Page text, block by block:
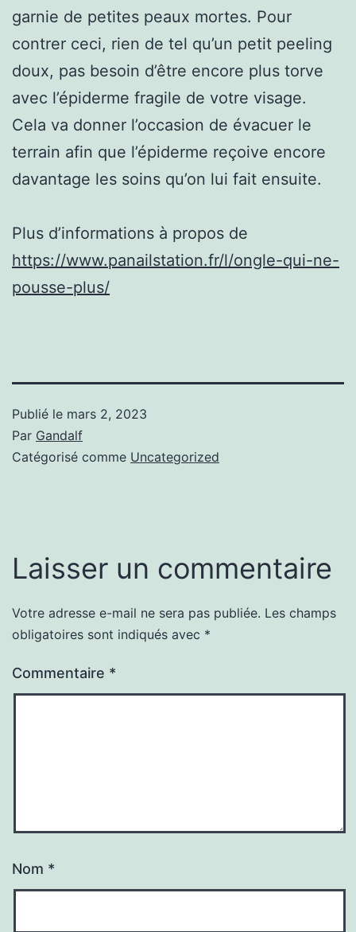
garnie de petites peaux mortes. Pour
contrer ceci, rien de tel qu’un petit peeling
doux, pas besoin d’être encore plus torve
avec l’épiderme fragile de votre visage.
Cela va donner l’occasion de évacuer le
terrain afin que l’épiderme reçoive encore
davantage les soins qu’on lui fait ensuite.
Plus d’informations à propos de
https://www.panailstation.fr/l/ongle-qui-ne-
pousse-plus/
Publié le mars 2, 2023
Par Gandalf
Catégorisé comme Uncategorized
Laisser un commentaire
Votre adresse e-mail ne sera pas publiée. Les champs
obligatoires sont indiqués avec *
Commentaire *
Nom *